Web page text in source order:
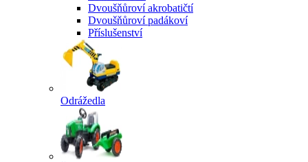
Dvoušňůroví akrobatičtí
Dvoušňůroví padákoví
Příslušenství
Odrážedla